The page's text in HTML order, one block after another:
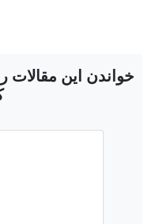
خواندن این مقالات